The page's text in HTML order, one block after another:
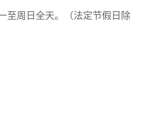
至周日全天。（法定节假日除